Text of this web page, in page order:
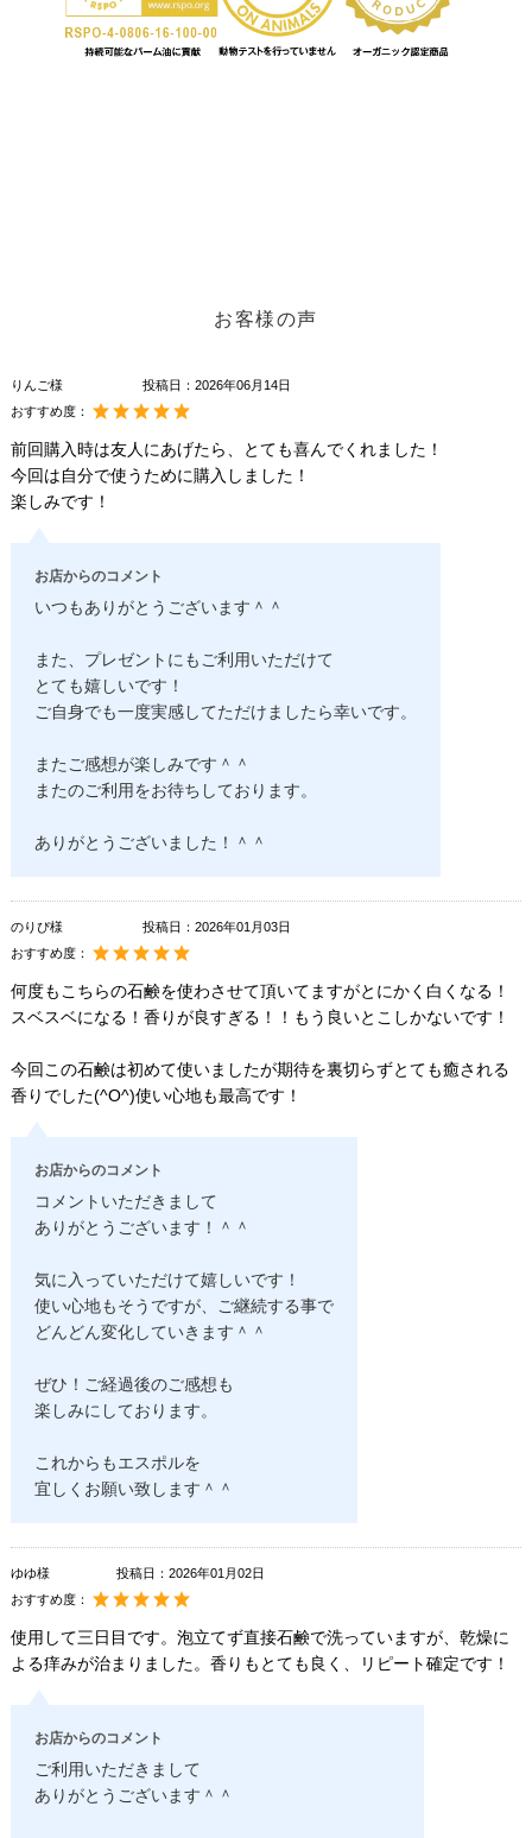
お客様の声
りんご様 投稿日： 2026年06月14日
おすすめ度：
前回購入時は友人にあげたら、とても喜んでくれました！
今回は自分で使うために購入しました！
楽しみです！
お店からのコメント
いつもありがとうございます＾＾
また、プレゼントにもご利用いただけて
とても嬉しいです！
ご自身でも一度実感してただけましたら幸いです。
またご感想が楽しみです＾＾
またのご利用をお待ちしております。
ありがとうございました！＾＾
のりぴ様 投稿日： 2026年01月03日
おすすめ度：
何度もこちらの石鹸を使わさせて頂いてますがとにかく白くなる！
スベスベになる！香りが良すぎる！！もう良いとこしかないです！
今回この石鹸は初めて使いましたが期待を裏切らずとても癒される
香りでした(^O^)使い心地も最高です！
お店からのコメント
コメントいただきまして
ありがとうございます！＾＾
気に入っていただけて嬉しいです！
使い心地もそうですが、ご継続する事で
どんどん変化していきます＾＾
ぜひ！ご経過後のご感想も
楽しみにしております。
これからもエスポルを
宜しくお願い致します＾＾
ゆゆ様 投稿日： 2026年01月02日
おすすめ度：
使用して三日目です。泡立てず直接石鹸で洗っていますが、乾燥に
よる痒みが治まりました。香りもとても良く、リピート確定です！
お店からのコメント
ご利用いただきまして
ありがとうございます＾＾